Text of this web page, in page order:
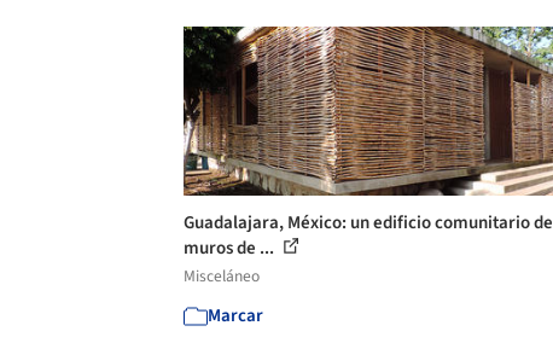
Guadalajara, México: un edificio comunitario de
muros de ...
Misceláneo
Marcar